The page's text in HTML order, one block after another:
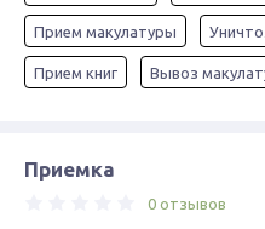
Прием макулатуры
Прием книг Вывоз
Приемка
0 отзывов